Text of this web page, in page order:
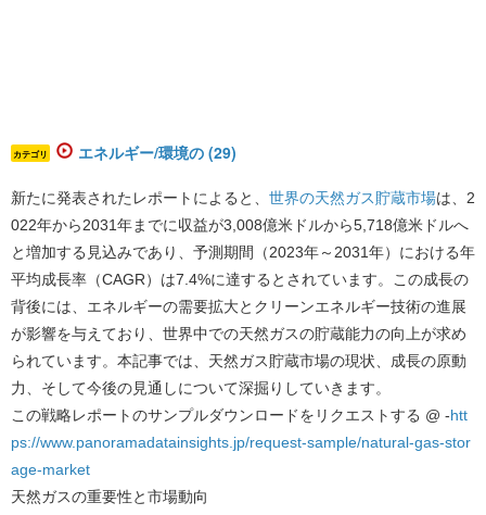
カテゴリ エネルギー/環境の (29)
新たに発表されたレポートによると、 世界の天然ガス貯蔵市場は、2
022年から2031年までに収益が3,008億米ドルから5,718億米ドルへ
と増加する見込みであり、予測期間（2023年～2031年）における年
平均成長率（CAGR）は7.4%に達するとされています。
この成長の
背後には、エネルギーの需要拡大とクリーンエネルギー技術の進展
が影響を与えており、世界中での天然ガスの貯蔵能力の向上が求め
られています。本記事では、天然ガス貯蔵市場の現状、成長の原動
力、そして今後の見通しについて深掘りしていきます。
この戦略レポートのサンプルダウンロードをリクエストする @ -htt
ps://www.panoramadatainsights.jp/request-sample/natural-gas-stor
age-market
天然ガスの重要性と市場動向